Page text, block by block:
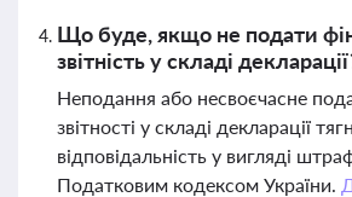
Що буде, якщо не подати
звітність у складі
Неподання або несвоєчасне
звітності у складі декларації
відповідальність у вигляді
Податковим кодексом України.